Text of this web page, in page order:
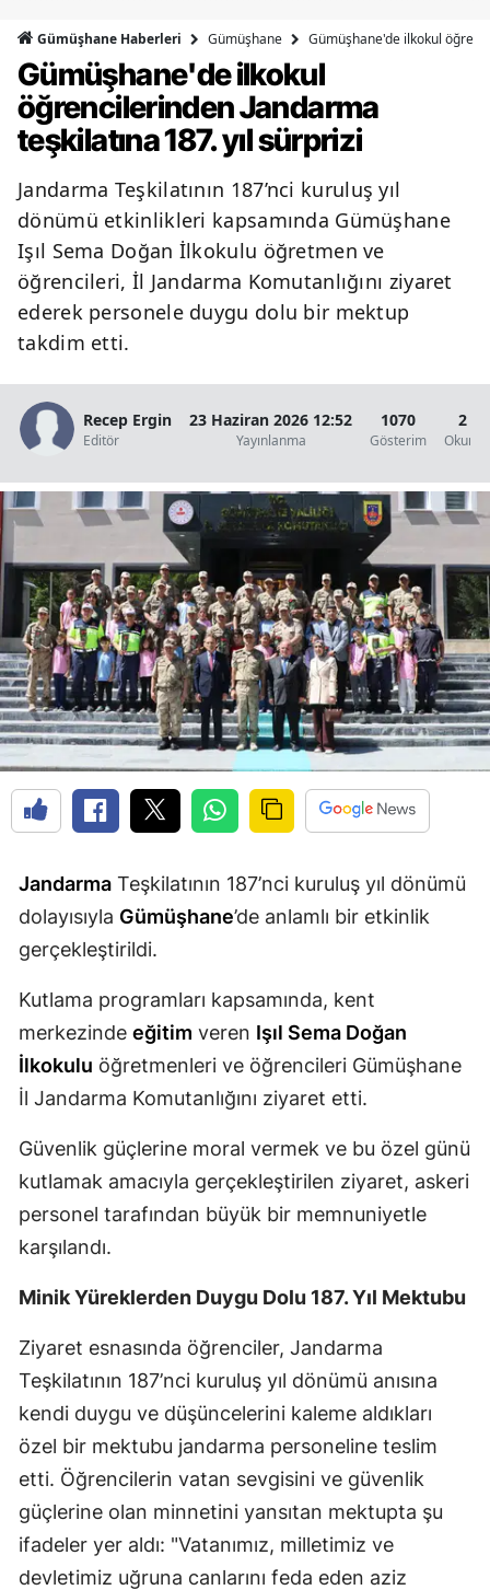
Bingöl
Bitlis
Bolu
Burdur
Bursa
Çanakkale
Çorum
Denizli
Edirne
Elazığ
Erzincan
Erzurum
Eskişehir
Gaziantep
Giresun
Gümüşhane
Hakkari
Hatay
Mersin
İstanbul
İzmir
Kars
Kastamonu
Kocaeli
Konya
Kütahya
Malatya
Manisa
Gümüşhane Haberleri Gümüşhane Gümüşhane'de ilkokul
Gümüşhane'de ilkokul
öğrencilerinden Jandarma
teşkilatına 187. yıl sürprizi
Jandarma Teşkilatının 187’nci kuruluş yıl
dönümü etkinlikleri kapsamında Gümüşhane
Işıl Sema Doğan İlkokulu öğretmen ve
öğrencileri, İl Jandarma Komutanlığını ziyaret
ederek personele duygu dolu bir mektup
takdim etti.
Recep Ergin
Editör
23 Haziran 2026 12:52
Yayınlanma
1070
Gösterim
2
Jandarma Teşkilatının 187’nci kuruluş yıl dönümü
dolayısıyla Gümüşhane’de anlamlı bir etkinlik
gerçekleştirildi.
Kutlama programları kapsamında, kent
merkezinde eğitim veren Işıl Sema Doğan
İlkokulu öğretmenleri ve öğrencileri Gümüşhane
İl Jandarma Komutanlığını ziyaret etti.
Güvenlik güçlerine moral vermek ve bu özel günü
kutlamak amacıyla gerçekleştirilen ziyaret, askeri
personel tarafından büyük bir memnuniyetle
karşılandı.
Minik Yüreklerden Duygu Dolu 187. Yıl Mektubu
Ziyaret esnasında öğrenciler, Jandarma
Teşkilatının 187’nci kuruluş yıl dönümü anısına
kendi duygu ve düşüncelerini kaleme aldıkları
özel bir mektubu jandarma personeline teslim
etti. Öğrencilerin vatan sevgisini ve güvenlik
güçlerine olan minnetini yansıtan mektupta şu
ifadeler yer aldı: "Vatanımız, milletimiz ve
devletimiz uğruna canlarını feda eden aziz